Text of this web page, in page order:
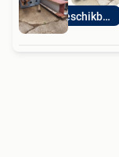
Direct beschikbaar